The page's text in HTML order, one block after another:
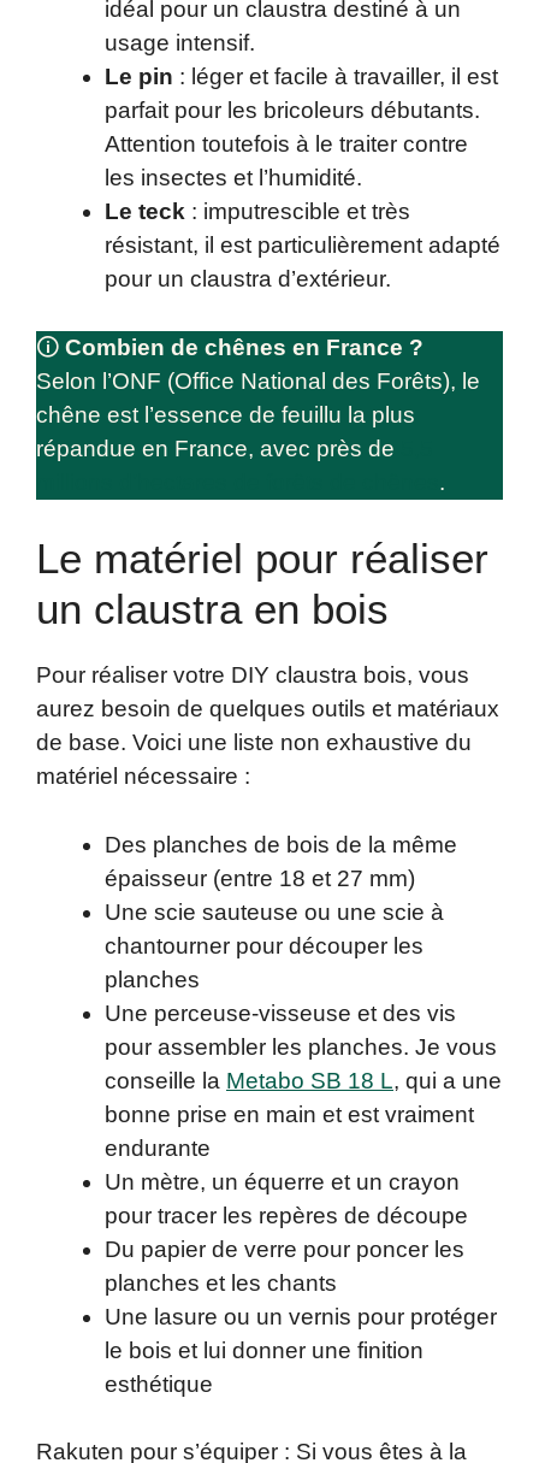
idéal pour un claustra destiné à un
usage intensif.
Le pin : léger et facile à travailler, il est
parfait pour les bricoleurs débutants.
Attention toutefois à le traiter contre
les insectes et l’humidité.
Le teck : imputrescible et très
résistant, il est particulièrement adapté
pour un claustra d’extérieur.
🛈 Combien de chênes en France ?
Selon l’ONF (Office National des Forêts), le
chêne est l’essence de feuillu la plus
répandue en France, avec près de
.
Le matériel pour réaliser
un claustra en bois
Pour réaliser votre DIY claustra bois, vous
aurez besoin de quelques outils et matériaux
de base. Voici une liste non exhaustive du
matériel nécessaire :
Des planches de bois de la même
épaisseur (entre 18 et 27 mm)
Une scie sauteuse ou une scie à
chantourner pour découper les
planches
Une perceuse-visseuse et des vis
pour assembler les planches. Je vous
conseille la Metabo SB 18 L, qui a une
bonne prise en main et est vraiment
endurante
Un mètre, un équerre et un crayon
pour tracer les repères de découpe
Du papier de verre pour poncer les
planches et les chants
Une lasure ou un vernis pour protéger
le bois et lui donner une finition
esthétique
Rakuten pour s’équiper : Si vous êtes à la